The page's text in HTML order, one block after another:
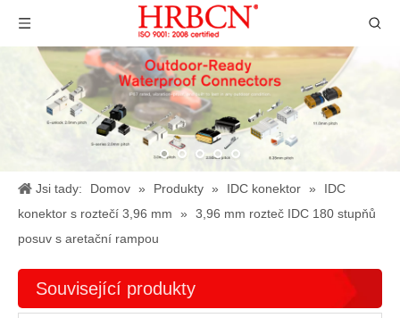
Jsi tady: Domov » Produkty » IDC konektor »
IDC
konektor s roztečí 3,96 mm
»
3,96 mm rozteč IDC 180 stupňů
posuv s aretační rampou
Související produkty